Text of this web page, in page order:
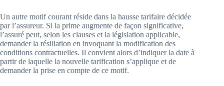
Un autre motif courant réside dans la hausse tarifaire décidée
par l’assureur. Si la prime augmente de façon significative,
l’assuré peut, selon les clauses et la législation applicable,
demander la résiliation en invoquant la modification des
conditions contractuelles. Il convient alors d’indiquer la date à
partir de laquelle la nouvelle tarification s’applique et de
demander la prise en compte de ce motif.